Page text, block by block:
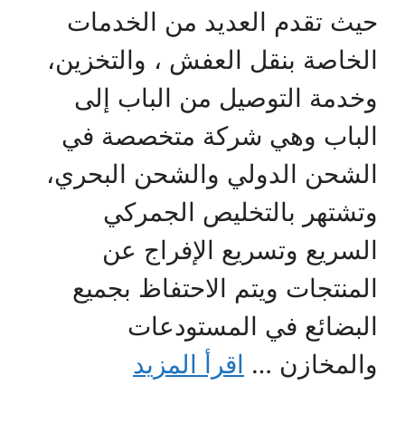
حيث تقدم العديد من الخدمات
الخاصة بنقل العفش ، والتخزين،
وخدمة التوصيل من الباب إلى
الباب وهي شركة متخصصة في
الشحن الدولي والشحن البحري،
وتشتهر بالتخليص الجمركي
السريع وتسريع الإفراج عن
المنتجات ويتم الاحتفاظ بجميع
البضائع في المستودعات
والمخازن … اقرأ المزيد